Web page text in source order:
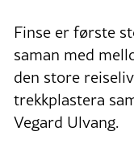
Finse er første
saman med
den store
trekkplastera
Vegard Ulvang.